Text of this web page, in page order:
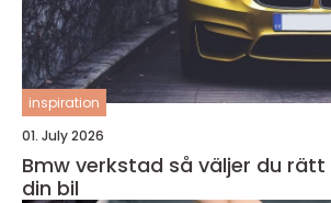
inspiration
01. July 2026
Bmw verkstad så väljer du rätt partner för
din bil